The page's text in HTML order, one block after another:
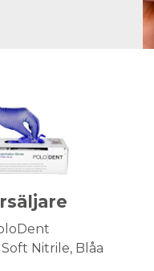
Nitrile, Blåa